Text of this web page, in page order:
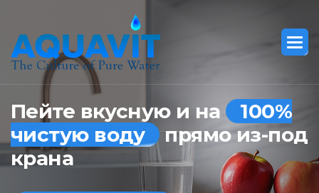
Пейте вкусную и на
100%
чистую воду прямо из-под
крана